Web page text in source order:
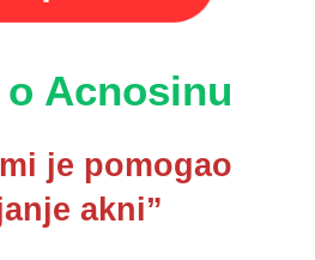
Acnosinu
je pomogao
akni”